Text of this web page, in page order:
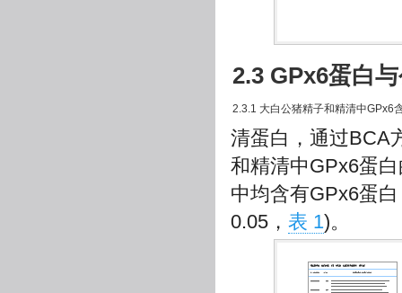
2.3 GPx6蛋白
2.3.1 大白公猪精子和精清中GPx6
清蛋白，通过BCA
和精清中GPx6蛋
中均含有GPx6蛋
0.05， 表 1)。